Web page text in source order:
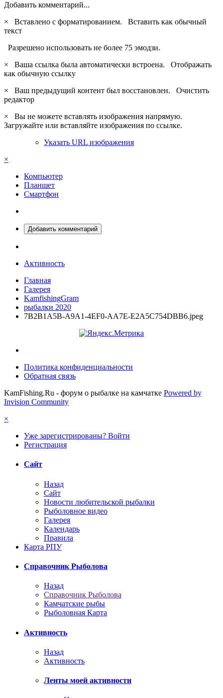
Добавить комментарий...
×
Вставлено с форматированием. Вставить как обычный
текст
Разрешено использовать не более 75 эмодзи.
×
Ваша ссылка была автоматически встроена. Отображать
как обычную ссылку
×
Ваш предыдущий контент был восстановлен. Очистить
редактор
×
Вы не можете вставлять изображения напрямую.
Загружайте или вставляйте изображения по ссылке.
Указать URL изображения
×
Компьютер
Планшет
Смартфон
Добавить комментарий
Активность
Главная
Галерея
KamfishingGram
рыбалки 2020
7B2B1A5B-A9A1-4EF0-AA7E-E2A5C754DBB6.jpeg
Политика конфиденциальности
Обратная связь
KamFishing.Ru - форум о рыбалке на камчатке Powered by
Invision Community
×
Уже зарегистрированы? Войти
Регистрация
Сайт
Назад
Сайт
Новости любительской рыбалки
Рыболовное видео
Галерея
Календарь
Правила
Карта РПУ
Справочник Рыболова
Назад
Справочник Рыболова
Камчатские рыбы
Рыболовная Карта
Активность
Назад
Активность
Ленты моей активности